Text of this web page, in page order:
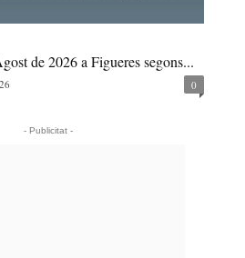
de 2026 a Figueres segons...
0
- Publicitat -